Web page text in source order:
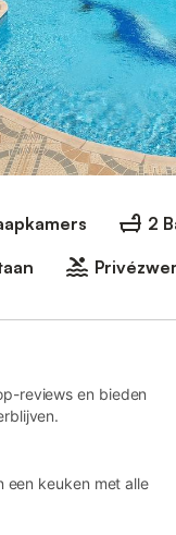
2
reviews en bieden
een keuken met alle